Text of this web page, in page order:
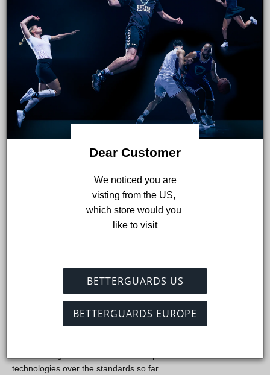
Dr. Tobias Consmüller is the Chief Scientific Officer
at Betterguards Technology, overseeing all product
validation, regulatory, and scientific affairs. He is
technologies over the standards so far.
Dear Customer
visting from the US,
which store would you
like to visit
BETTERGUARDS US
BETTERGUARDS EUROPE